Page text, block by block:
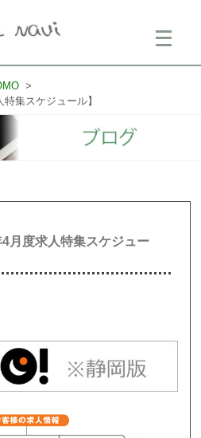
メ
ニ
ー
集スケジュール】
月度求人特集スケジュー